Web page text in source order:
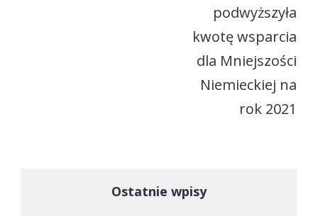
podwyższyła
kwotę wsparcia
dla Mniejszości
Niemieckiej na
rok 2021
Ostatnie wpisy